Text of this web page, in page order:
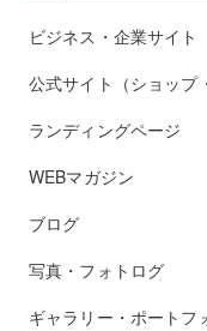
ビジネス・企業サイト
公式サイト（ショップ
ランディングページ
WEBマガジン
ブログ
写真・フォトログ
ギャラリー・ポートフ